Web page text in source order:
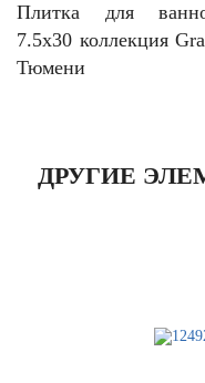
Плитка для
7.5x30 коллекция
Тюмени
ДРУГИЕ